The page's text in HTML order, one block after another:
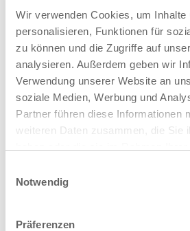
Wir verwenden Cookies, um Inhalte
personalisieren, Funktionen für
zu können und die Zugriffe auf
analysieren. Außerdem geben wir
Verwendung unserer Website an
soziale Medien, Werbung und
Partner führen diese Informationen
weiteren Daten zusammen, die Sie
Cookies, wenn Sie unsere
Notwendig
Präferenzen